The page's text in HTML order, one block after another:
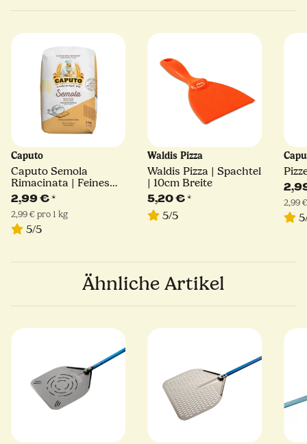
Caputo
Caputo Semola
Rimacinata | Feines
Hartweizengrieß | 1kg
2,99 €*
2,99 € pro 1 kg
5/5
Waldis Pizza
Waldis Pizza | Spachtel
| 10cm Breite
5,20 €*
5/5
2,99
Ähnliche Artikel